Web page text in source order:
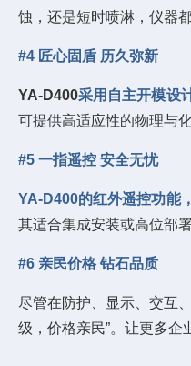
蚀，还是短时喷淋，仪器
#4 匠心固盾 历久弥新
YA-D400采用自主开模设
可提供高适应性的物理与
#5 一指遥控 安全无忧
YA-D400的红外遥控功能
其适合集成安装或高位部
#6 亲民价格 钻石品质
尽管在防护、显示、交互
级，价格亲民”。让更多